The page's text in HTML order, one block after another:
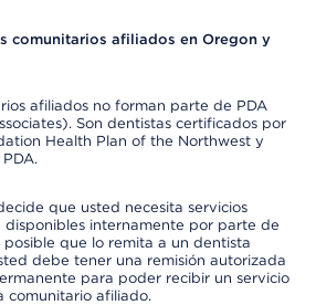
comunitarios afiliados en Oregon y
afiliados no forman parte de PDA
Son dentistas certificados por
Health Plan of the Northwest y
que usted necesita servicios
disponibles internamente por parte de
posible que lo remita a un dentista
debe tener una remisión autorizada
para poder recibir un servicio
comunitario afiliado.